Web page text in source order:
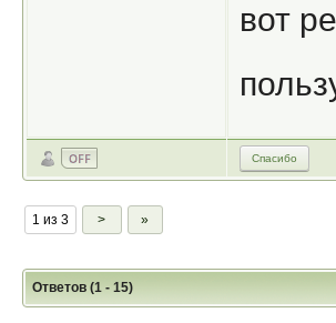
вот
Спасибо
1 из 3 > »
Ответов (1 - 15)